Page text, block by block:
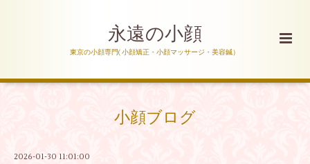
永遠の小顔
東京の小顔専門( 小顔矯正・小顔マッサージ・美容鍼）
小顔ブログ
2026-01-30 11:01:00